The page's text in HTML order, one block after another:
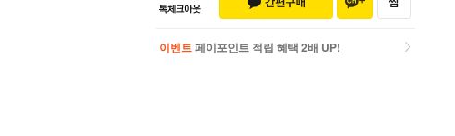
이벤트 페이포인트 적립 혜택 2배 UP!